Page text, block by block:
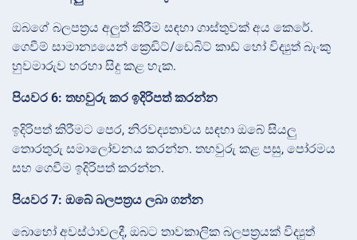
ඔබගේ බලපත්‍රය අලුත් කිරීම සඳහා ගාස්තුවක් අය කෙරේ.
ගෙවීම් සාමාන්‍යයෙන් ක්‍රෙඩිට්/ඩෙබිට් කාඩ් හෝ විද්‍යුත් බැංකු
හුවමාරුව හරහා සිදු කළ හැක.
පියවර 6: තහවුරු කර ඉදිරිපත් කරන්න
ඉදිරිපත් කිරීමට පෙර, නිරවද්‍යතාවය සඳහා ඔබේ සියලු
තොරතුරු සමාලෝචනය කරන්න. තහවුරු කළ පසු, පෝරමය
සහ ගෙවීම ඉදිරිපත් කරන්න.
පියවර 7: ඔබේ බලපත්‍රය ලබා ගන්න
බොහෝ අවස්ථාවලදී, ඔබට තාවකාලික බලපත්‍රයක් විද්‍යුත්